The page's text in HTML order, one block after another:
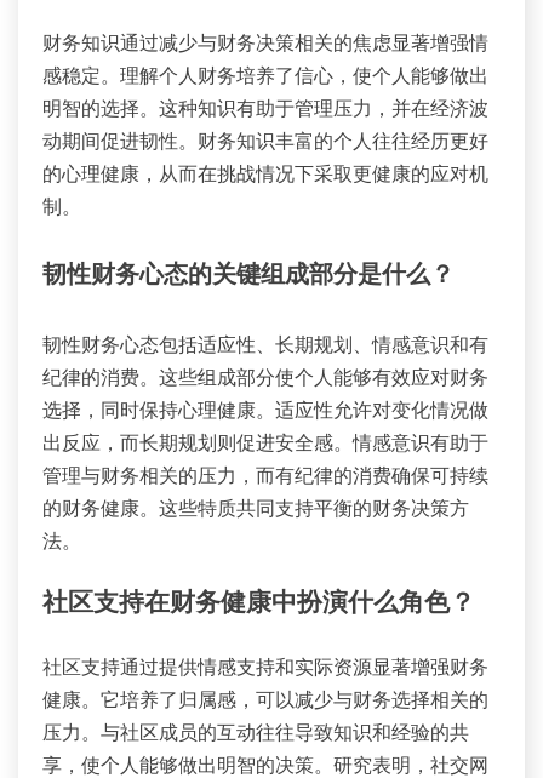
财务知识通过减少与财务决策相关的焦虑显著增强情
感稳定。理解个人财务培养了信心，使个人能够做出
明智的选择。这种知识有助于管理压力，并在经济波
动期间促进韧性。财务知识丰富的个人往往经历更好
的心理健康，从而在挑战情况下采取更健康的应对机
制。
韧性财务心态的关键组成部分是什么？
韧性财务心态包括适应性、长期规划、情感意识和有
纪律的消费。这些组成部分使个人能够有效应对财务
选择，同时保持心理健康。适应性允许对变化情况做
出反应，而长期规划则促进安全感。情感意识有助于
管理与财务相关的压力，而有纪律的消费确保可持续
的财务健康。这些特质共同支持平衡的财务决策方
法。
社区支持在财务健康中扮演什么角色？
社区支持通过提供情感支持和实际资源显著增强财务
健康。它培养了归属感，可以减少与财务选择相关的
压力。与社区成员的互动往往导致知识和经验的共
享，使个人能够做出明智的决策。研究表明，社交网